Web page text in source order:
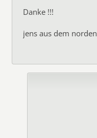
Danke !!!
jens aus dem norden